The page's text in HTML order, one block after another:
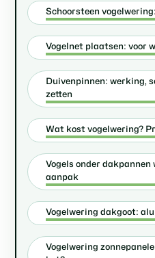
Schoorsteen
Vogelnet plaatsen: voor
Duivenpinnen: werking,
zetten
Wat kost vogelwering?
Vogels onder dakpannen
aanpak
Vogelwering dakgoot:
Vogelwering